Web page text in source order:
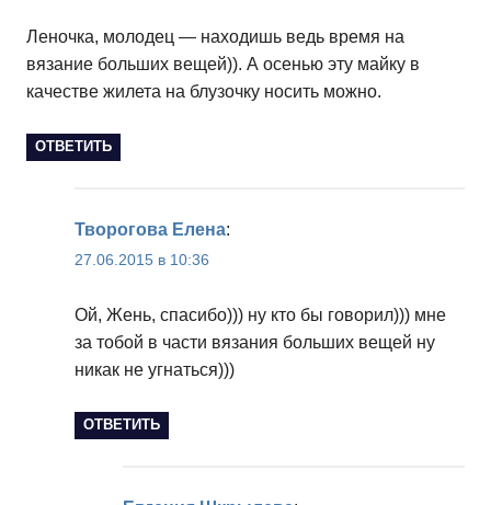
Леночка, молодец — находишь ведь время на
вязание больших вещей)). А осенью эту майку в
качестве жилета на блузочку носить можно.
ОТВЕТИТЬ
Творогова Елена:
27.06.2015 в 10:36
Ой, Жень, спасибо))) ну кто бы говорил))) мне
за тобой в части вязания больших вещей ну
никак не угнаться)))
ОТВЕТИТЬ